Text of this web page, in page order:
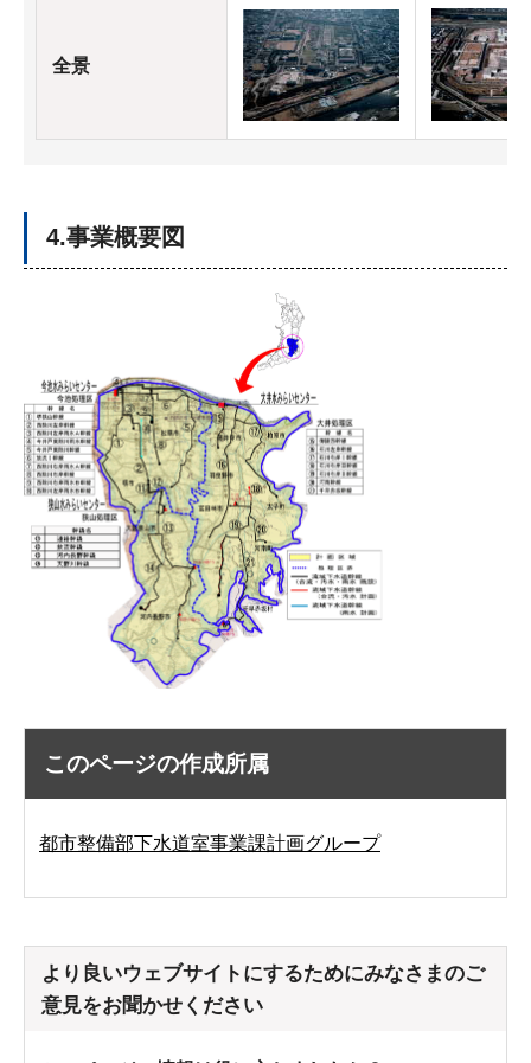
全景
4.事業概要図
このページの作成所属
都市整備部下水道室事業課計画グループ
より良いウェブサイトにするためにみなさまのご
意見をお聞かせください